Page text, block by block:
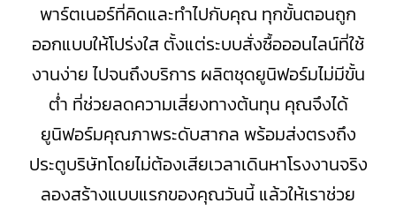
พาร์ตเนอร์ที่คิดและทำไปกับคุณ ทุกขั้นตอนถูก
ออกแบบให้โปร่งใส ตั้งแต่ระบบสั่งซื้อออนไลน์ที่ใช้
งานง่าย ไปจนถึงบริการ ผลิตชุดยูนิฟอร์มไม่มีขั้น
ต่ำ ที่ช่วยลดความเสี่ยงทางต้นทุน คุณจึงได้
ยูนิฟอร์มคุณภาพระดับสากล พร้อมส่งตรงถึง
ประตูบริษัทโดยไม่ต้องเสียเวลาเดินหาโรงงานจริง
ลองสร้างแบบแรกของคุณวันนี้ แล้วให้เราช่วย